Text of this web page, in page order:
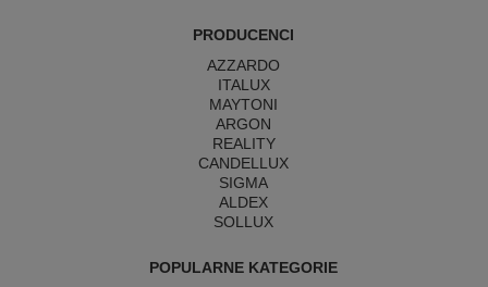
PRODUCENCI
AZZARDO
ITALUX
MAYTONI
ARGON
REALITY
CANDELLUX
SIGMA
ALDEX
SOLLUX
POPULARNE KATEGORIE